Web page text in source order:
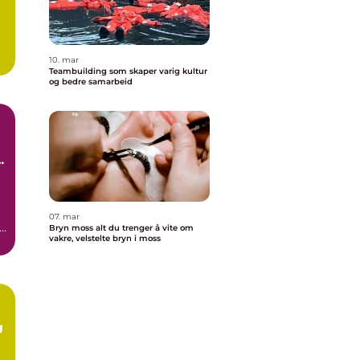
10. mar
Teambuilding som skaper varig kultur
og bedre samarbeid
07. mar
Bryn moss alt du trenger å vite om
vakre, velstelte bryn i moss